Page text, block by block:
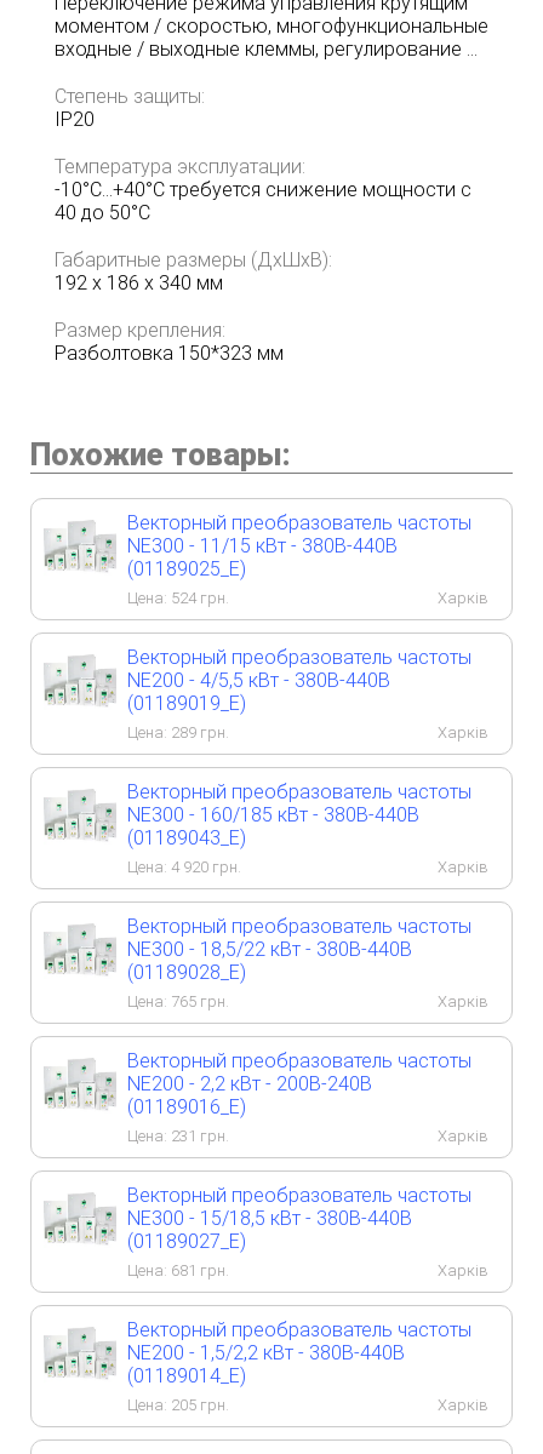
моментом / скоростью, многофункциональные
входные / выходные клеммы, регулирование ...
Степень защиты:
IP20
Температура эксплуатации:
-10°С...+40°С требуется снижение мощности с
40 до 50°C
Габаритные размеры (ДхШхВ):
192 х 186 х 340 мм
Размер крепления:
Разболтовка 150*323 мм
Похожие товары:
Векторный преобразователь частоты
NE300 - 11/15 кВт - 380B-440B
(01189025_E)
Цена: 524грн. Харків
Векторный преобразователь частоты
NE200 - 4/5,5 кВт - 380B-440B
(01189019_E)
Цена: 289 грн. Харків
Векторный преобразователь частоты
NE300 - 160/185 кВт - 380B-440B
(01189043_E)
Цена: 4 920 грн. Харків
Векторный преобразователь частоты
NE300 - 18,5/22 кВт - 380B-440B
(01189028_E)
Цена: 765 грн. Харків
Векторный преобразователь частоты
NE200 - 2,2 кВт - 200B-240B
(01189016_E)
Цена: 231 грн. Харків
Векторный преобразователь частоты
NE300 - 15/18,5 кВт - 380B-440B
(01189027_E)
Цена: 681 грн. Харків
Векторный преобразователь частоты
NE200 - 1,5/2,2 кВт - 380B-440B
(01189014_E)
Цена: 205 грн. Харків